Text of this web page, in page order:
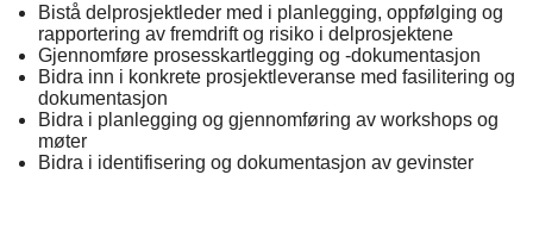
Bistå delprosjektleder med i planlegging, oppfølging og
rapportering av fremdrift og risiko i delprosjektene
Gjennomføre prosesskartlegging og -dokumentasjon
Bidra inn i konkrete prosjektleveranse med fasilitering og
dokumentasjon
Bidra i planlegging og gjennomføring av workshops og
møter
Bidra i identifisering og dokumentasjon av gevinster